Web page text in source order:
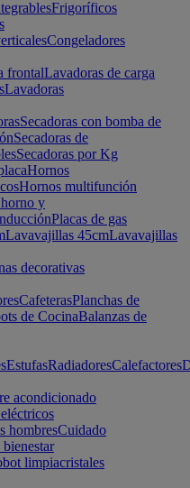
Frigoríficos
Congeladores
frontalLavadoras de carga
Lavadoras
Secadoras con bomba de
Secadoras de
Secadoras por Kg
Hornos
Hornos multifunción
y
Placas de gas
Lavavajillas 45cmLavavajillas
decorativas
CafeterasPlanchas de
de CocinaBalanzas de
EstufasRadiadoresCalefactores
acondicionado
hombresCuidado
limpiacristales